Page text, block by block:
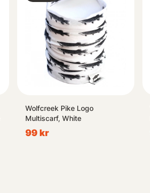
Wolfcreek Pike Logo
Multiscarf, White
99 kr